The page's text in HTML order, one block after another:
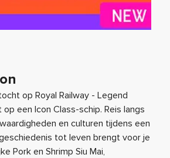
op Royal Railway - Legend
een Icon Class-schip. Reis langs
en culturen tijdens een
tot leven brengt voor je
Pork en Shrimp Siu Mai,